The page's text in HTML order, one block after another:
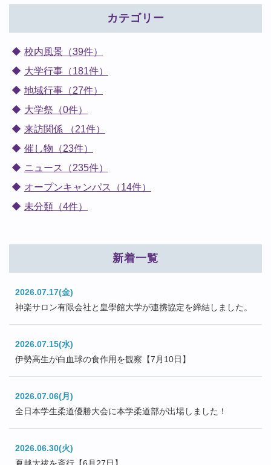
カテゴリー
校内風景（39件）
大学行事（181件）
地域行事（27件）
大学祭（0件）
来訪関係 （21件）
催し物（23件）
ニュース（235件）
オープンキャンパス（14件）
未分類（4件）
新着一覧
2026.07.17(金)
神楽サロン有限会社と皇學館大学が連携協定を締結しました。
2026.07.15(水)
伊勢高生が白血球の食作用を観察【7月10日】
2026.07.06(月)
全日本学生柔道優勝大会に本学柔道部が出場しました！
2026.06.30(火)